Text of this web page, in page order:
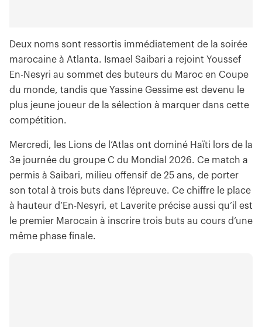
Deux noms sont ressortis immédiatement de la soirée
marocaine à Atlanta. Ismael Saibari a rejoint Youssef
En-Nesyri au sommet des buteurs du Maroc en Coupe
du monde, tandis que Yassine Gessime est devenu le
plus jeune joueur de la sélection à marquer dans cette
compétition.
Mercredi, les Lions de l’Atlas ont dominé Haïti lors de la
3e journée du groupe C du Mondial 2026. Ce match a
permis à Saibari, milieu offensif de 25 ans, de porter
son total à trois buts dans l’épreuve. Ce chiffre le place
à hauteur d’En-Nesyri, et Laverite précise aussi qu’il est
le premier Marocain à inscrire trois buts au cours d’une
même phase finale.